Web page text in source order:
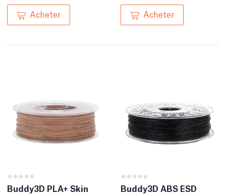
Acheter Acheter
Buddy3D PLA+ Skin
Buddy3D ABS ESD